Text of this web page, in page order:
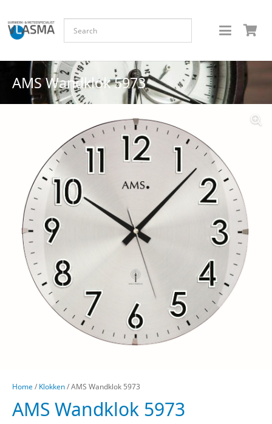
AMS Wandklok 5973
Home / Klokken/ AMS Wandklok 5973
AMS Wandklok 5973